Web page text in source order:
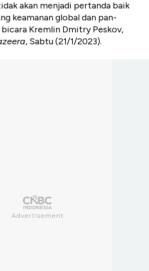
akan menjadi pertanda baik
keamanan global dan pan-
bicara Kremlin Dmitry Peskov,
, Sabtu (21/1/2023).